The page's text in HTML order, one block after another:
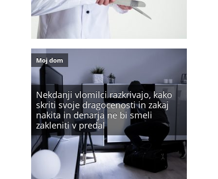
Nekdanji vlomilci razkrivajo, kako
skriti svoje dragocenosti in zakaj
nakita in denarja ne bi smeli
zakleniti v predal
Moj dom